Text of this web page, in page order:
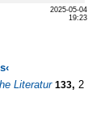
2025-05-04
19:23
Literatur 133, 2